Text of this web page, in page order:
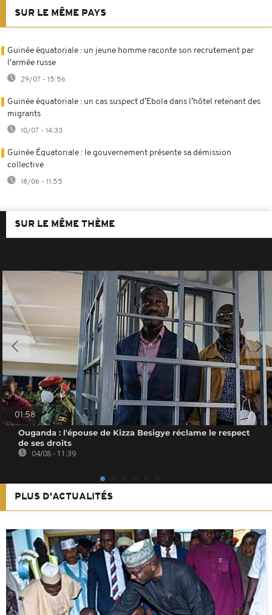
SUR LE MÊME PAYS
Guinée équatoriale : un jeune homme raconte son recrutement par
l'armée russe
29/07 - 15:56
Guinée équatoriale : un cas suspect d’Ebola dans l’hôtel retenant des
migrants
10/07 - 14:33
Guinée Équatoriale : le gouvernement présente sa démission
collective
18/06 - 11:55
SUR LE MÊME THÈME
01:58
Ouganda : l'épouse de Kizza Besigye réclame le respect
de ses droits
04/08 - 11:39
PLUS D'ACTUALITÉS